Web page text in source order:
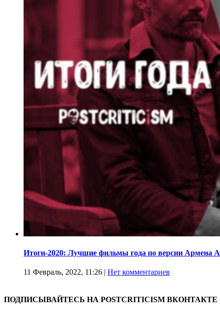
Итоги-2020: Лучшие фильмы года по версии Армена
11 Февраль, 2022, 11:26 | Нет комментариев
ПОДПИСЫВАЙТЕСЬ НА POSTCRITICISM ВКОНТАКТЕ